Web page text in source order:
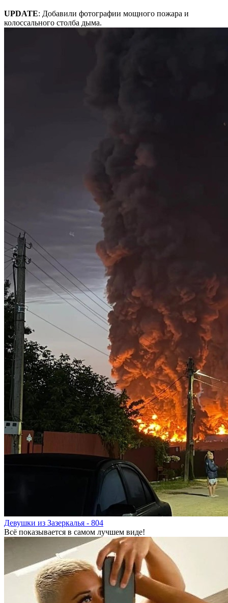
UPDATE: Добавили фотографии мощного пожара и
колоссального столба дыма.
Девушки из Зазеркалья - 804
Всё показывается в самом лучшем виде!